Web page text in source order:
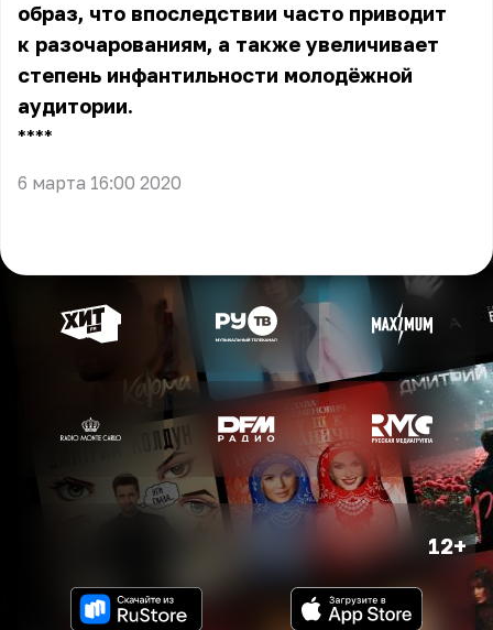
образ, что впоследствии часто приводит
к разочарованиям, а также увеличивает
степень инфантильности молодёжной
аудитории.
** **
6 марта 16:00 2020
12+